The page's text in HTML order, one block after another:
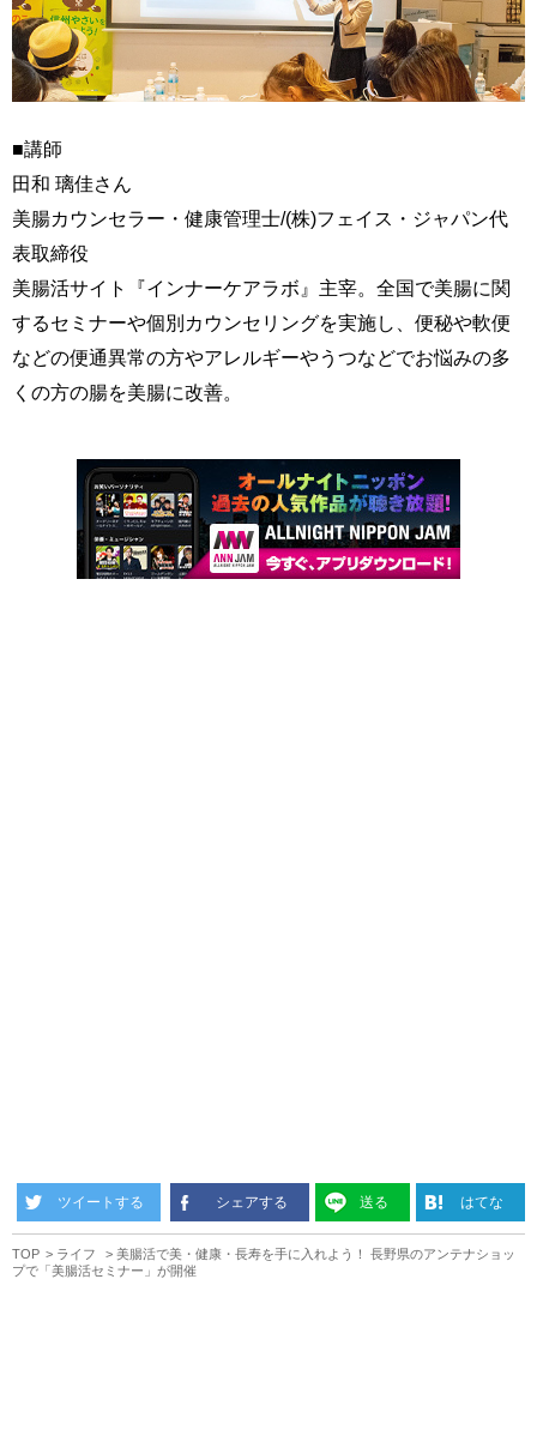
■講師
田和 璃佳さん
美腸カウンセラー・健康管理士/(株)フェイス・ジャパン代
表取締役
美腸活サイト『インナーケアラボ』主宰。全国で美腸に関
するセミナーや個別カウンセリングを実施し、便秘や軟便
などの便通異常の方やアレルギーやうつなどでお悩みの多
くの方の腸を美腸に改善。
ツイートする シェアする 送る はてな
TOP ライフ
美腸活で美・健康・長寿を手に入れよう！ 長野県のアンテナショッ
プで「美腸活セミナー」が開催